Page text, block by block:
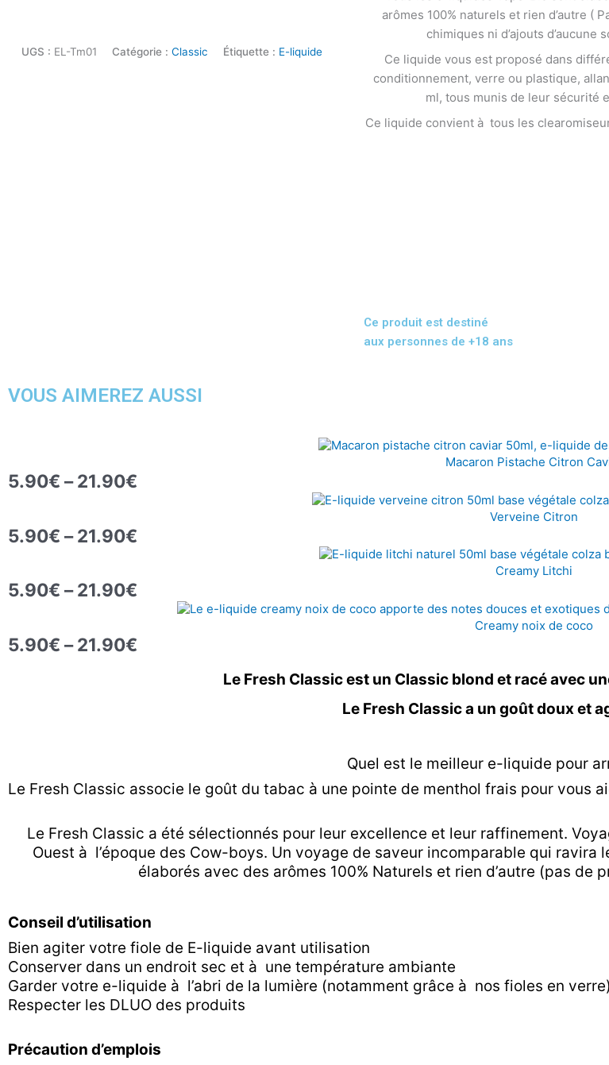
UGS : EL-Tm01 Catégorie : Classic Étiquette : E-liquide
arômes 100% naturels et rien d’autre (
chimiques ni d’ajouts d’aucune
Ce liquide vous est proposé dans
conditionnement, verre ou plastique,
ml, tous munis de leur sécurité
Ce liquide convient à tous les
Ce produit est destiné
aux personnes de +18 ans
VOUS AIMEREZ AUSSI
Macaron Pistache Citron
5.90€ –21.90€
prix :
21.90€
Verveine Citron
5.90€ –21.90€
prix :
21.90€
Creamy Litchi
5.90€ –21.90€
prix :
21.90€
Creamy noix de coco
5.90€ –21.90€
prix :
Le Fresh Classic est un Classic blond et racé avec
Le Fresh Classic a un goût doux et
Quel est le meilleur e-liquide pour
Le Fresh Classic associe le goût du tabac à une pointe de menthol frais pour vous
Le Fresh Classic a été sélectionnés pour leur excellence et leur raffinement.
Ouest à l’époque des Cow-boys. Un voyage de saveur incomparable qui ravira
élaborés avec des arômes 100% Naturels et rien d’autre (pas de
Conseil d’utilisation
Bien agiter votre fiole de E-liquide avant utilisation
Conserver dans un endroit sec et à une température ambiante
Garder votre e-liquide à l’abri de la lumière (notamment grâce à nos fioles en verre)
Respecter les DLUO des produits
Précaution d’emplois